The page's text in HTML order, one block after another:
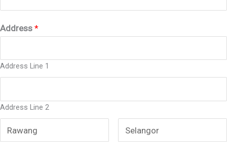
Address *
Address Line 1
Address Line 2